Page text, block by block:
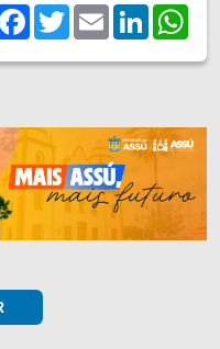
Facebook
TwitterEmailLinkedIn